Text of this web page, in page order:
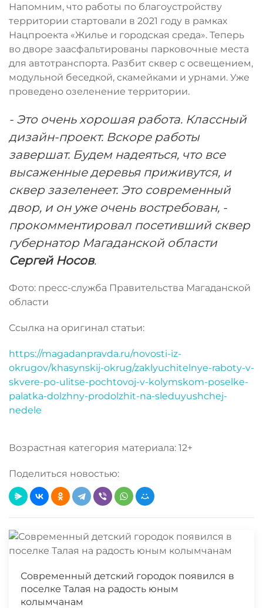
Напомним, что работы по благоустройству
территории стартовали в 2021 году в рамках
Нацпроекта «Жилье и городская среда». Теперь
во дворе заасфальтированы парковочные места
для автотранспорта. Разбит сквер с освещением,
модульной беседкой, скамейками и урнами. Уже
проведено озеленение территории.
- Это очень хорошая работа. Классный
дизайн-проект. Вскоре работы
завершат. Будем надеяться, что все
высаженные деревья приживутся, и
сквер зазеленеет. Это современный
двор, и он уже очень востребован, -
прокомментировал посетивший сквер
губернатор Магаданской области
Сергей Носов.
Фото: пресс-служба Правительства Магаданской
области
Ссылка на оригинал статьи:
https://magadanpravda.ru/novosti-iz-
okrugov/khasynskij-okrug/zaklyuchitelnye-raboty-v-
skvere-po-ulitse-pochtovoj-v-kolymskom-poselke-
palatka-dolzhny-prodolzhit-na-sleduyushchej-
nedele
Возрастная категория материала: 12+
Поделиться новостью:
Современный детский городок появился в
поселке Талая на радость юным
колымчанам